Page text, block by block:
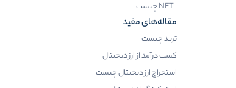
NFT چیست
مقاله‌های مفید
ترید چیست
کسب درآمد از ارز دیجیتال
استخراج ارز دیجیتال چیست